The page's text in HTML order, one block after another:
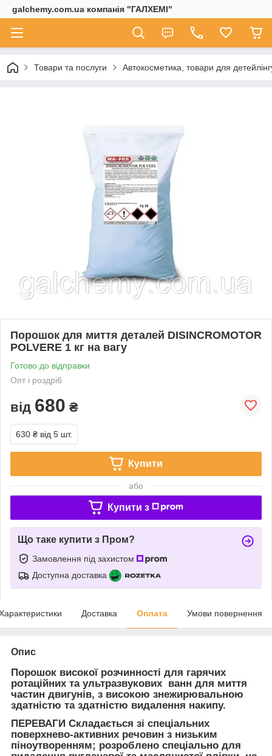
galchemy.com.ua компанія "ГАЛХЕМІ"
Товари та послуги Автокосметика, товари для
Порошок для миття деталей DISINCROMOTOR
POLVERE 1 кг на вагу
Готово до відправки
Опт і роздріб
від 680 ₴
630 ₴ від 5 шт.
Купити
або
Купити з
Що таке купити з Пром?
Замовлення під захистом
Доступна доставка
Доставка Оплата Умови повернення
Опис
Порошок високої розчинності для гарячих
ротаційних та ультразвукових ванн для миття
частин двигунів, з високою знежирювальною
здатністю та здатністю видалення накипу.
ПЕРЕВАГИ Складається зі спеціальних
поверхнево-активних речовин з низьким
піноутворенням; розроблено спеціально для